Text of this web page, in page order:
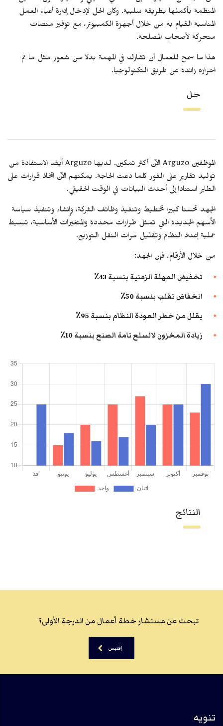
المنظمة بأكملها بطريقة سلبية. وكان الحل لإدخال إدارة أعباء العمل
المناسبة القيام به من خلال أجهزة الكمبيوتر، مع توفير منصات
متحركة لأصحاب المصلحة.
هذا ما سمح للعمال أن تشارك في المهمة بدلا من شعور مثل ما تم
احرازه زائدة عن طريق التكنولوجيا.
حل
الموظفين Arguzo الآن أكثر تمكين. لديها Arguzo أيضا الاستفادة من
توليد تقارير على الفور كلما دعت الحاجة. يمكنهم الآن اتخاذ قرارات على
الطاير استنادا إلى أحدث البيانات في الوقت الحقيقي.
الجهد تحسنا كبيرا تخطيط وتنفيذ وظائف الشركة، وإنشاء وتنفيذ سياسة
الأسهم الجديدة التي تمثل طرازات محددة والمتغيرات الأساسية، تبسيط
عملية إعداد النظام وتقليل مرات النقل التوزيع.
من خلال الأرقام، فإن الجهد:
تخفيض المهلة الزمنية بنسبة 43٪
انخفاض تقلب بنسبة 50٪
يقلل من خطر العودة النظام بنسبة 95٪
زيادة المخزون لالسلع تامة الصنع بنسبة 10٪
النتائج
تبحث عن مستشار خطة أعمال من الدرجة الأولى؟
إقتبس
تنويه